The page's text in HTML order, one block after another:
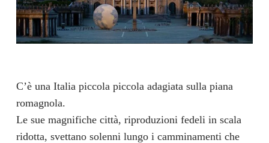
C’è una Italia piccola piccola adagiata sulla piana
romagnola.
Le sue magnifiche città, riproduzioni fedeli in scala
ridotta, svettano solenni lungo i camminamenti che